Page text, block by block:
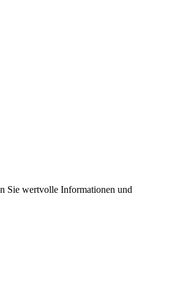
Sie wertvolle Informationen und